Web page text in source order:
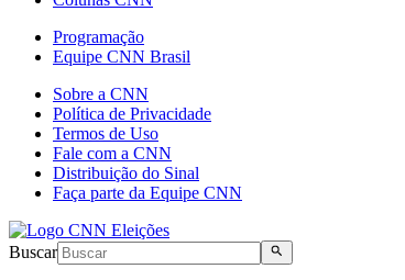
Programação
Equipe CNN Brasil
Sobre a CNN
Política de Privacidade
Termos de Uso
Fale com a CNN
Distribuição do Sinal
Faça parte da Equipe CNN
Buscar